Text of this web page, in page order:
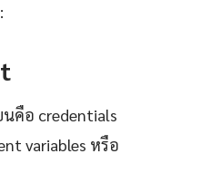
คือ credentials
variables หรือ